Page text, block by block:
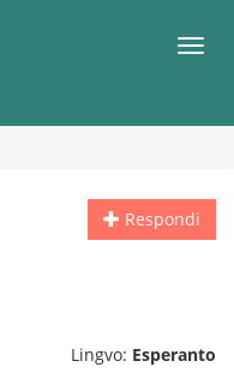
Respondi
Lingvo: Esperanto